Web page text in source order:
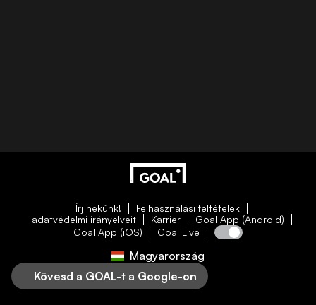
Írj nekünk!
Felhasználási feltételek
adatvédelmi irányelveit
Karrier
Goal App (Android)
Goal App (iOS)
Goal Live
Magyarország
Kövesd a GOAL-t a Google-on